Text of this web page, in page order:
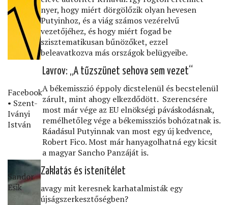
nyer, hogy miért dörgölőzik olyan hevesen
Putyinhoz, és a viág számos vezérelvű
vezetőjéhez, és hogy miért fogad be
szisztematikusan bűnözőket, ezzel
beleavatkozva más országok belügyeibe.
Facebook
• Szent-
Iványi
István
Lavrov: „A tűzszünet sehova sem vezet“
A békemisszió éppoly dicstelenül és becstelenül
zárult, mint ahogy elkezdődött. Szerencsére
most már vége az EU elnökségi páváskodásnak,
remélhetőleg vége a békemissziós bohózatnak is.
Ráadásul Putyinnak van most egy új kedvence,
Robert Fico. Most már hanyagolhatná egy kicsit
a magyar Sancho Panzáját is.
Sandor
Esik
Zaklatás és istenítélet
avagy mit keresnek karhatalmisták egy
újságszerkesztőségben?